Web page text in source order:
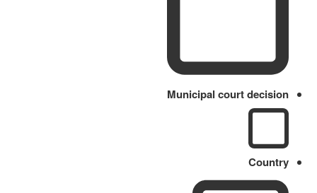
Municipal court decision
Country